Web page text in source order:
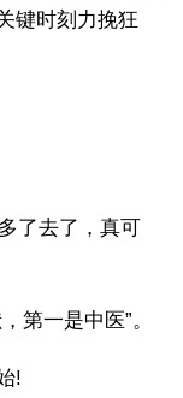
键时刻力挽狂
了去了，真可
第一是中医”。
!